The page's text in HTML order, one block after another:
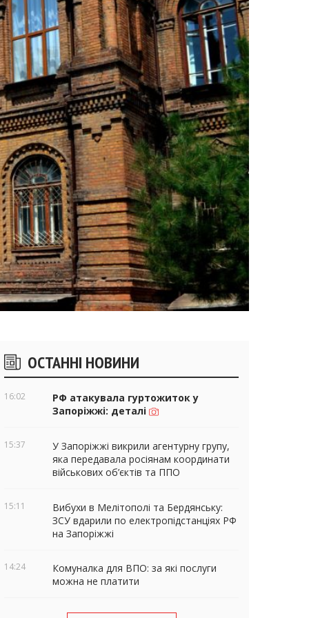
Бічні
віджети
ОСТАННІ НОВИНИ
16:02
РФ атакувала гуртожиток у
Запоріжжі: деталі
15:37
У Запоріжжі викрили агентурну групу,
яка передавала росіянам координати
військових об’єктів та ППО
15:11
Вибухи в Мелітополі та Бердянську:
ЗСУ вдарили по електропідстанціях РФ
на Запоріжжі
14:24
Комуналка для ВПО: за які послуги
можна не платити